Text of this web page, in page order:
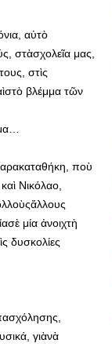
αὐτὸ
στὰσχολεῖα μας,
στὶς
βλέμμα τῶν
ποὺ
Νικόλαο,
μία ἀνοιχτὴ
δυσκολίες
γιὰνὰ